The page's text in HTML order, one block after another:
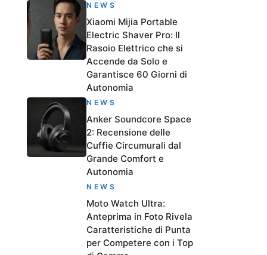
NEWS
Xiaomi Mijia Portable
Electric Shaver Pro: Il
Rasoio Elettrico che si
Accende da Solo e
Garantisce 60 Giorni di
Autonomia
NEWS
Anker Soundcore Space
2: Recensione delle
Cuffie Circumurali dal
Grande Comfort e
Autonomia
NEWS
Moto Watch Ultra:
Anteprima in Foto Rivela
Caratteristiche di Punta
per Competere con i Top